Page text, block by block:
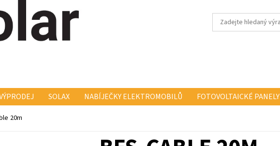
SOLAX NABÍJEČKY ELEKTROMOBILŮ FOTOVOLTAICKÉ PANELY
KONSTRUKCE FISCHER FISCH
20m